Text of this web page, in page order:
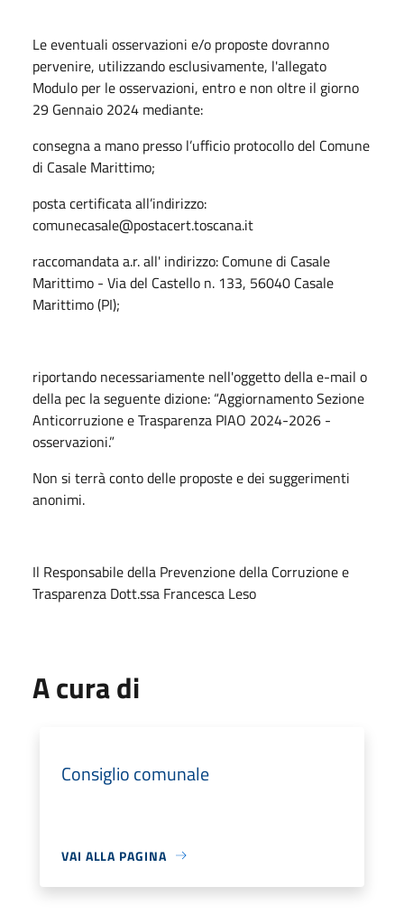
Le eventuali osservazioni e/o proposte dovranno
pervenire, utilizzando esclusivamente, l'allegato
Modulo per le osservazioni, entro e non oltre il giorno
29 Gennaio 2024 mediante:
consegna a mano presso l’ufficio protocollo del Comune
di Casale Marittimo;
posta certificata all’indirizzo:
comunecasale@postacert.toscana.it
raccomandata a.r. all' indirizzo: Comune di Casale
Marittimo - Via del Castello n. 133, 56040 Casale
Marittimo (PI);
riportando necessariamente nell'oggetto della e-mail o
della pec la seguente dizione: “Aggiornamento Sezione
Anticorruzione e Trasparenza PIAO 2024-2026 -
osservazioni.”
Non si terrà conto delle proposte e dei suggerimenti
anonimi.
Il Responsabile della Prevenzione della Corruzione e
Trasparenza Dott.ssa Francesca Leso
A cura di
Consiglio comunale
VAI ALLA PAGINA